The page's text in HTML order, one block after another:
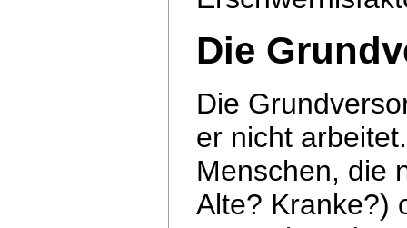
Die
Die
er nicht
Menschen, die
Alte? Kranke?)